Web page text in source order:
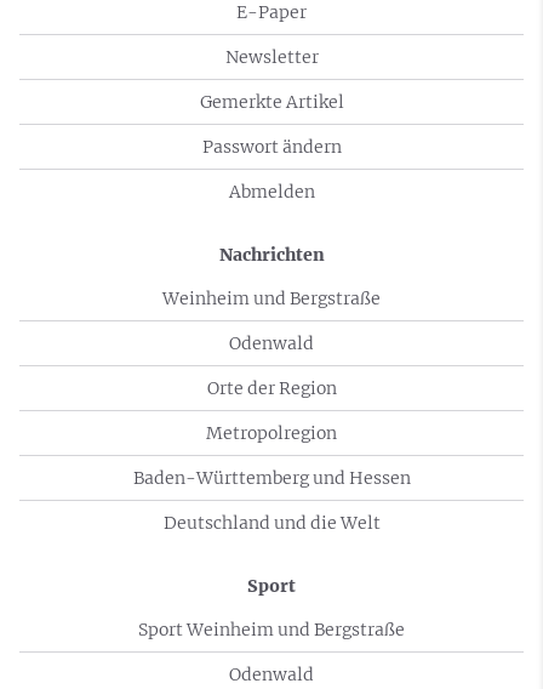
E-Paper
Newsletter
Gemerkte Artikel
Passwort ändern
Abmelden
Nachrichten
Weinheim und Bergstraße
Odenwald
Orte der Region
Metropolregion
Baden-Württemberg und Hessen
Deutschland und die Welt
Sport
Sport Weinheim und Bergstraße
Odenwald